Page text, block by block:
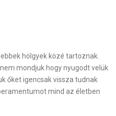
hölgyek közé tartoznak.
mondjuk hogy nyugodt velük
őket igencsak vissza tudnak
mind az életben